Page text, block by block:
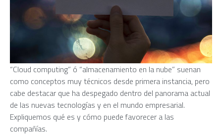
“Cloud computing” ó “almacenamiento en la nube” suenan
como conceptos muy técnicos desde primera instancia, pero
cabe destacar que ha despegado dentro del panorama actual
de las nuevas tecnologías y en el mundo empresarial.
Expliquemos qué es y cómo puede favorecer a las
compañías.